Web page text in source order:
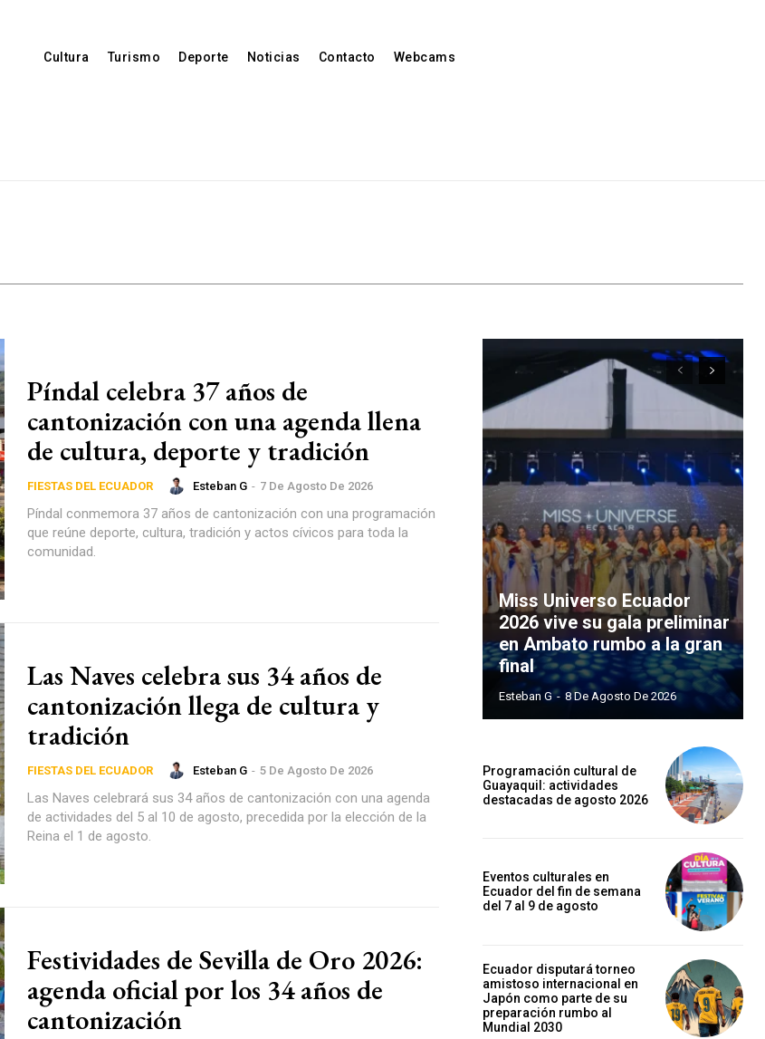
Cultura Turismo Deporte Noticias Contacto Webcams
Píndal celebra 37 años de
cantonización con una agenda llena
de cultura, deporte y tradición
FIESTAS DEL ECUADOR Esteban G - 7 De Agosto De 2026
Píndal conmemora 37 años de cantonización con una programación
que reúne deporte, cultura, tradición y actos cívicos para toda la
comunidad.
Las Naves celebra sus 34 años de
cantonización llega de cultura y
tradición
FIESTAS DEL ECUADOR Esteban G - 5 De Agosto De 2026
Las Naves celebrará sus 34 años de cantonización con una agenda
de actividades del 5 al 10 de agosto, precedida por la elección de la
Reina el 1 de agosto.
Festividades de Sevilla de Oro 2026:
agenda oficial por los 34 años de
cantonización
Miss Universo Ecuador
2026 vive su gala preliminar
en Ambato rumbo a la gran
final
Esteban G - 8 De Agosto De 2026
Programación cultural de
Guayaquil: actividades
destacadas de agosto 2026
Eventos culturales en
Ecuador del fin de semana
del 7 al 9 de agosto
Ecuador disputará torneo
amistoso internacional en
Japón como parte de su
preparación rumbo al
Mundial 2030